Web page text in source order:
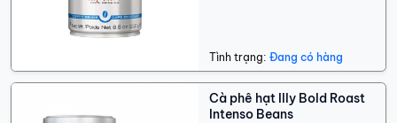
Tình trạng: Đang có hàng
Cà phê hạt Illy Bold Roast
Intenso Beans